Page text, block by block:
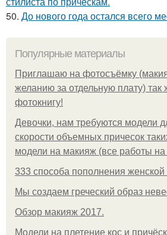
50. До нового года остался всего
Популярные материалы
Приглашаю на фотосъёмку
желанию за отдельную плату) так
фотокнигу!
Девочки, нам требуются модели
скорости объемных причесок
модели на макияж (все работы
333 способа пополнения женской
Мы создаем греческий образ
Обзор макияж 2017.
Модели на плетение кос и